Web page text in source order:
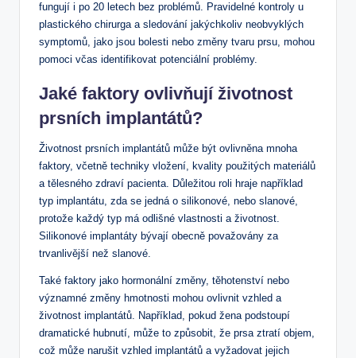
fungují i po 20 letech bez problémů. Pravidelné kontroly u
plastického chirurga a sledování jakýchkoliv neobvyklých
symptomů, jako jsou bolesti nebo změny tvaru prsu, mohou
pomoci včas identifikovat potenciální problémy.
Jaké faktory ovlivňují životnost
prsních implantátů?
Životnost prsních implantátů může být ovlivněna mnoha
faktory, včetně techniky vložení, kvality použitých materiálů
a tělesného zdraví pacienta. Důležitou roli hraje například
typ implantátu, zda se jedná o silikonové, nebo slanové,
protože každý typ má odlišné vlastnosti a životnost.
Silikonové implantáty bývají obecně považovány za
trvanlivější než slanové.
Také faktory jako hormonální změny, těhotenství nebo
významné změny hmotnosti mohou ovlivnit vzhled a
životnost implantátů. Například, pokud žena podstoupí
dramatické hubnutí, může to způsobit, že prsa ztratí objem,
což může narušit vzhled implantátů a vyžadovat jejich